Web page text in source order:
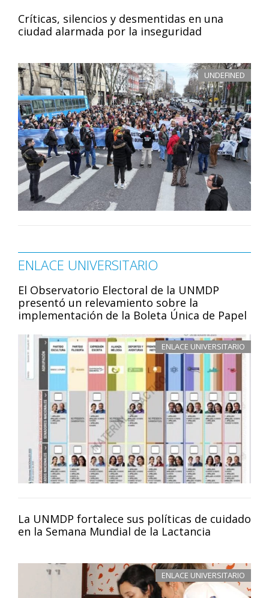
Críticas, silencios y desmentidas en una
ciudad alarmada por la inseguridad
UNDEFINED
ENLACE UNIVERSITARIO
El Observatorio Electoral de la UNMDP
presentó un relevamiento sobre la
implementación de la Boleta Única de Papel
ENLACE UNIVERSITARIO
La UNMDP fortalece sus políticas de cuidado
en la Semana Mundial de la Lactancia
ENLACE UNIVERSITARIO